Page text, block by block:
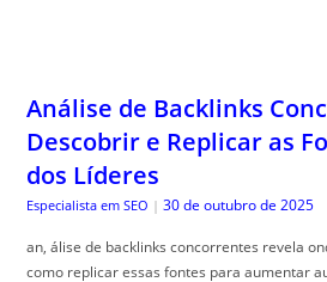
Análise de Backlinks
Descobrir e Replicar as
dos Líderes
Especialista em SEO | 30 de outubro de 2025
an, álise de backlinks concorrentes revela
como replicar essas fontes para aumentar